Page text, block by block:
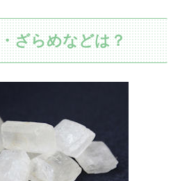
ざらめなどは？